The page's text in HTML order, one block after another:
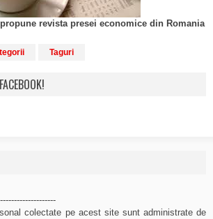
revista presei economice din Romania
Taguri
colectate pe acest site sunt administrate de